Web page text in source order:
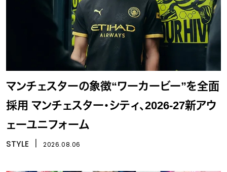
マンチェスターの象徴“ワーカービー”を全面
採用 マンチェスター・シティ、2026-27新アウ
ェーユニフォーム
STYLE 2026.08.06